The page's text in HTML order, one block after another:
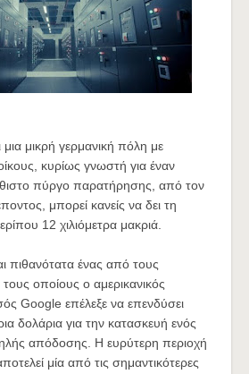
μια μικρή γερμανική πόλη με
κυρίως γνωστή για έναν
πύργο παρατήρησης, από τον
μπορεί κανείς να δει τη
12 χιλιόμετρα μακριά.
πιθανότατα ένας από τους
οποίους ο αμερικανικός
Google επέλεξε να επενδύσει
δολάρια για την κατασκευή ενός
απόδοσης. Η ευρύτερη περιοχή
μία από τις σημαντικότερες